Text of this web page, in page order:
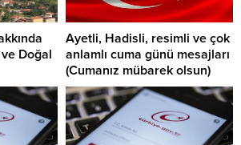
Doğal
Ayetli, Hadisli, resimli ve çok
anlamlı cuma günü mesajları
(Cumanız mübarek olsun)